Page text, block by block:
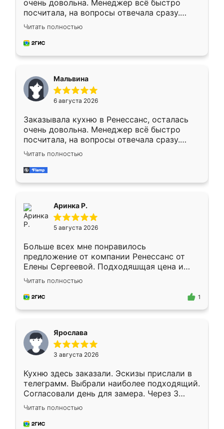
очень довольна. Менеджер всё быстро
посчитала, на вопросы отвечала сразу.
Замерщик приехал в субботу, подошёл к
делу со всей ответственностью. Собрали
за день, ребята работали аккуратно, даже
Читать полностью
Мальвина
6 августа 2026
Заказывала кухню в Ренессанс, осталась
очень довольна. Менеджер всё быстро
посчитала, на вопросы отвечала сразу.
Замерщик приехал в субботу, подошёл к
делу со всей ответственностью. Собрали
за день, ребята работали аккуратно, даже
Читать полностью
Аринка Р.
5 августа 2026
Больше всех мне понравилось
предложение от компании Ренессанс от
Елены Сергеевой. Подходяшщая цена и
короткие сроки изготовления. Приехавший
для замера сотрудник Владислав
предложил по моему эскизу самый
Читать полностью
1
Ярослава
3 августа 2026
Кухню здесь заказали. Эскизы прислали в
телеграмм. Выбрали наиболее подходящий.
Согласовали день для замера. Через 3
недели кухня была уже готова. Остались
довольны работой. Спасибо Ренессанс
мебель за качественную работу!
Читать полностью